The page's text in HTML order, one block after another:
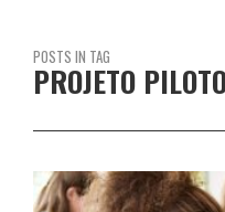
POSTS IN TAG
PROJETO